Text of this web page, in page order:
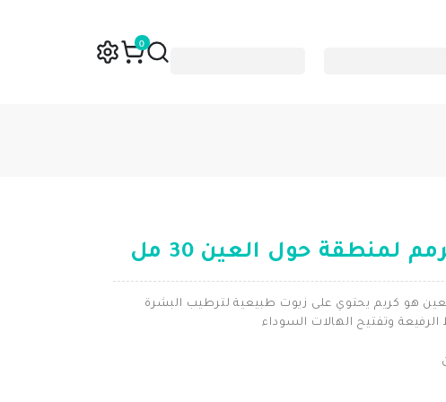
0
لمنطقة حول العين 30 مل
هو كريم يحتوي على زيوت طبيعية لترطيب البشرة
وتفتيح الهالات السوداء